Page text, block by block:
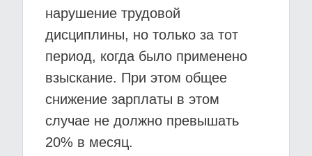
нарушение трудовой
дисциплины, но только за тот
период, когда было применено
взыскание. При этом общее
снижение зарплаты в этом
случае не должно превышать
20% в месяц.